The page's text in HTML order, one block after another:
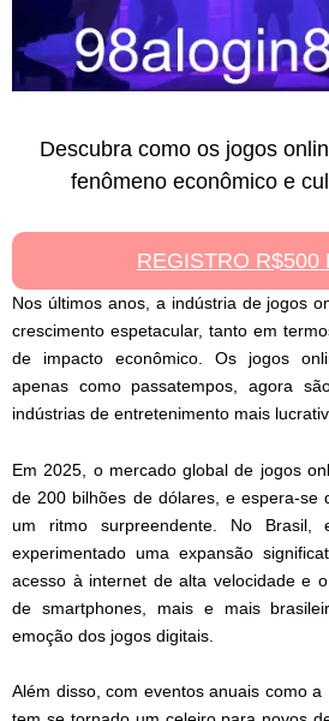
Descubra como os jogos
fenômeno econômico e
REGISTRO R$500
Nos últimos anos, a indústria de jogos
crescimento espetacular, tanto em
de impacto econômico. Os jogos
apenas como passatempos, agora
indústrias de entretenimento mais
Em 2025, o mercado global de jogos
de 200 bilhões de dólares, e espera-se
um ritmo surpreendente. No Brasil,
experimentado uma expansão
acesso à internet de alta velocidade e
de smartphones, mais e mais
emoção dos jogos digitais.
Além disso, com eventos anuais como